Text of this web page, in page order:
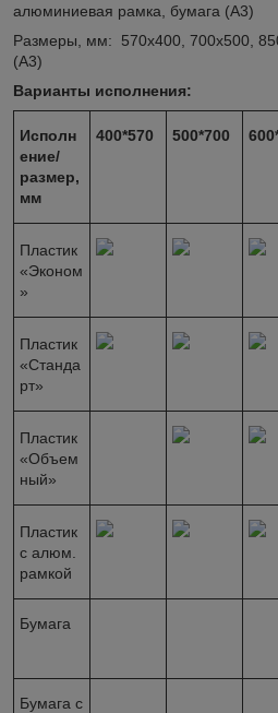
алюминиевая рамка, бумага (А3)
Размеры, мм: 570х400, 700х500,
(А3)
Варианты исполнения:
Исполн
ение/
размер,
мм
400*570 500*700
Пластик
«Эконом
»
Пластик
«Станда
рт»
Пластик
«Объем
ный»
Пластик
с алюм.
рамкой
Бумага
Бумага с